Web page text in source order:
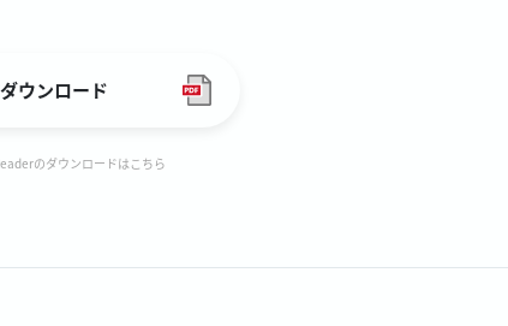
ウンロード
のダウンロードはこちら